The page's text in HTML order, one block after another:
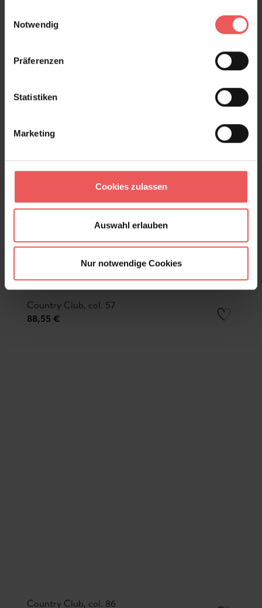
Notwendig
Präferenzen
Statistiken
Marketing
Cookies zulassen
Auswahl erlauben
Nur notwendige Cookies
88,55 €
Country Club, col. 57
88,55 €
Country Club, col. 86